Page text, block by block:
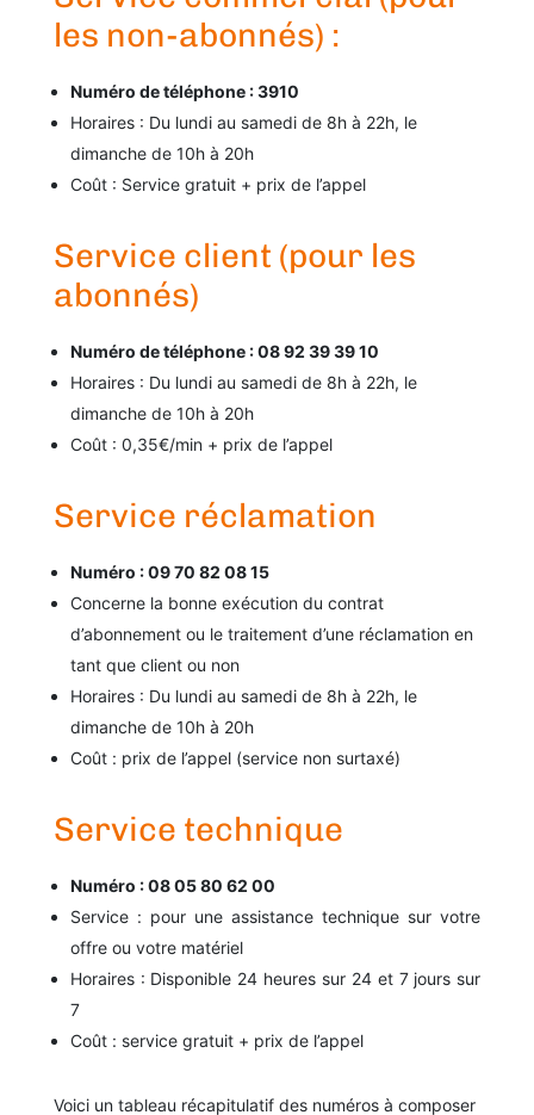
les non-abonnés) :
Numéro de téléphone : 3910
Horaires : Du lundi au samedi de 8h à 22h, le
dimanche de 10h à 20h
Coût : Service gratuit + prix de l’appel
Service client (pour les
abonnés)
Numéro de téléphone : 08 92 39 39 10
Horaires : Du lundi au samedi de 8h à 22h, le
dimanche de 10h à 20h
Coût : 0,35€/min + prix de l’appel
Service réclamation
Numéro : 09 70 82 08 15
Concerne la bonne exécution du contrat
d’abonnement ou le traitement d’une réclamation en
tant que client ou non
Horaires : Du lundi au samedi de 8h à 22h, le
dimanche de 10h à 20h
Coût : prix de l’appel (service non surtaxé)
Service technique
Numéro : 08 05 80 62 00
Service : pour une assistance technique sur votre
offre ou votre matériel
Horaires : Disponible 24 heures sur 24 et 7 jours sur
7
Coût : service gratuit + prix de l’appel
Voici un tableau récapitulatif des numéros à composer